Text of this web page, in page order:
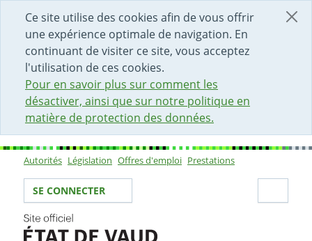
Ce site utilise des cookies afin de vous offrir
une expérience optimale de navigation. En
continuant de visiter ce site, vous acceptez
l'utilisation de ces cookies.
Pour en savoir plus sur comment les
désactiver, ainsi que sur notre politique en
matière de protection des données.
DÉBUT DU CONTENU DE LA PAGE
ACCÈS AU CHAMP DE RECHERCHE
PAGE D'ACCUEIL
FORMULAIRE DE CONTACT
Sous-navigation
Autorités Législation Offres d'emploi Prestations
Votre identité
SE CONNECTER